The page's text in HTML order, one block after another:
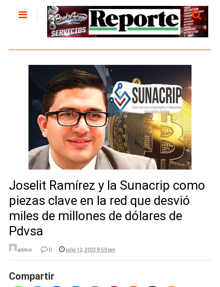
Joselit Ramírez y la Sunacrip como
piezas clave en la red que desvió
miles de millones de dólares de
Pdvsa
admin 0 julio 12, 2023 8:50 pm
Compartir